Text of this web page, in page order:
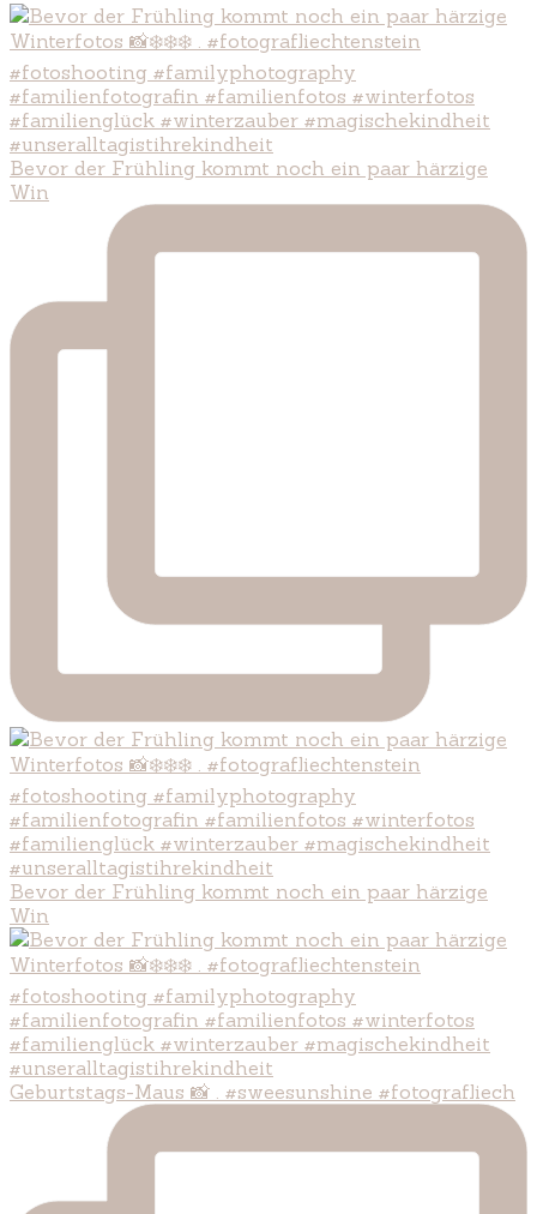
Bevor der Frühling kommt noch ein paar härzige
Win
Bevor der Frühling kommt noch ein paar härzige
Win
Geburtstags-Maus 📸 . #sweesunshine #fotografliech